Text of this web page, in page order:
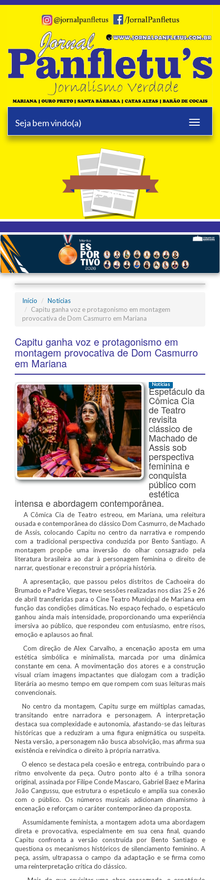
Toggle
Seja bem vindo(a)
25 anos
Início
Notícias
Capitu ganha voz e protagonismo em montagem
provocativa de Dom Casmurro em Mariana
Capitu ganha voz e protagonismo em
montagem provocativa de Dom Casmurro
em Mariana
Notícias
Espetáculo da
Cômica Cia
de Teatro
revisita
clássico de
Machado de
Assis sob
perspectiva
feminina e
conquista
público com
estética
intensa e abordagem contemporânea.
A Cômica Cia de Teatro estreou, em Mariana, uma releitura
ousada e contemporânea do clássico Dom Casmurro, de Machado
de Assis, colocando Capitu no centro da narrativa e rompendo
com a tradicional perspectiva conduzida por Bento Santiago. A
montagem propõe uma inversão do olhar consagrado pela
literatura brasileira ao dar à personagem feminina o direito de
narrar, questionar e reconstruir a própria história.
A apresentação, que passou pelos distritos de Cachoeira do
Brumado e Padre Viegas, teve sessões realizadas nos dias 25 e 26
de abril transferidas para o Cine Teatro Municipal de Mariana em
função das condições climáticas. No espaço fechado, o espetáculo
ganhou ainda mais intensidade, proporcionando uma experiência
imersiva ao público, que respondeu com entusiasmo, entre risos,
emoção e aplausos ao final.
Com direção de Alex Carvalho, a encenação aposta em uma
estética simbólica e minimalista, marcada por uma dinâmica
constante em cena. A movimentação dos atores e a construção
visual criam imagens impactantes que dialogam com a tradição
literária ao mesmo tempo em que rompem com suas leituras mais
convencionais.
No centro da montagem, Capitu surge em múltiplas camadas,
transitando entre narradora e personagem. A interpretação
destaca sua complexidade e autonomia, afastando-se das leituras
históricas que a reduziram a uma figura enigmática ou suspeita.
Nesta versão, a personagem não busca absolvição, mas afirma sua
existência e reivindica o direito à própria narrativa.
O elenco se destaca pela coesão e entrega, contribuindo para o
ritmo envolvente da peça. Outro ponto alto é a trilha sonora
original, assinada por Filipe Conde Mascaro, Gabriel Baez e Marina
João Cangussu, que estrutura o espetáculo e amplia sua conexão
com o público. Os números musicais adicionam dinamismo à
encenação e reforçam o caráter contemporâneo da proposta.
Assumidamente feminista, a montagem adota uma abordagem
direta e provocativa, especialmente em sua cena final, quando
Capitu confronta a versão construída por Bento Santiago e
questiona os mecanismos históricos de silenciamento feminino. A
peça, assim, ultrapassa o campo da adaptação e se firma como
uma reinterpretação crítica do clássico.